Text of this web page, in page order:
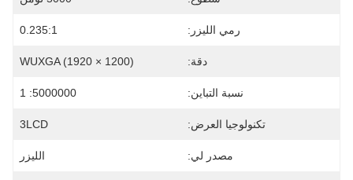
رمي الليزر: 0.235:1
دقة: WUXGA (1920 × 1200)
نسبة التباين: 5000000: 1
تكنولوجيا العرض: 3LCD
مصدر لي: الليزر